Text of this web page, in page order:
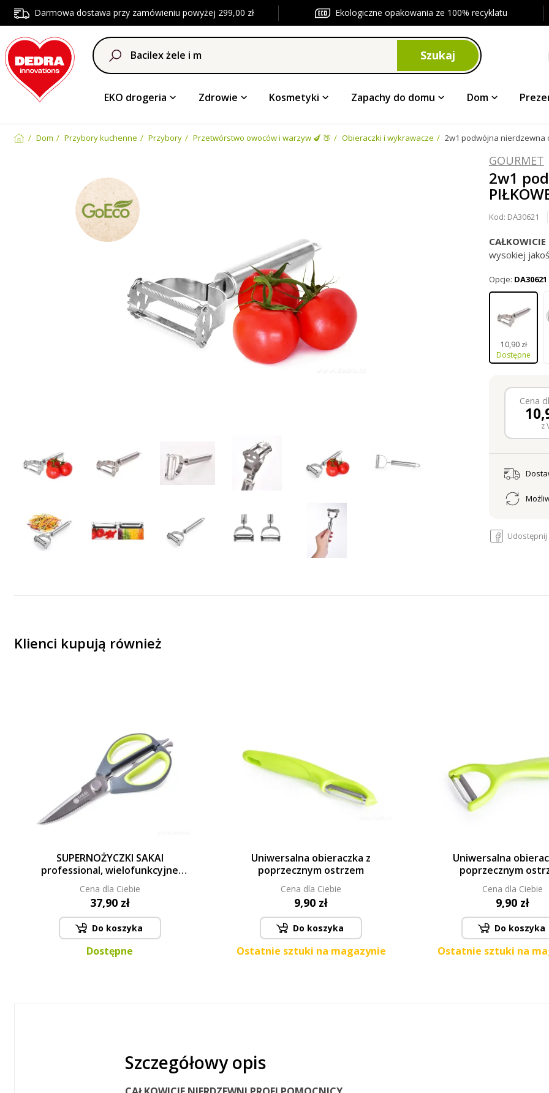
Darmowa dostawa przy zamówieniu powyżej 299,00 zł Ekologiczne opakowania ze 100% recyklatu
Szukaj
EKO drogeria Zdrowie Kosmetyki Zapachy do domu Dom
Dom Przybory kuchenne Przybory Przetwórstwo owoców i warzyw 🍆 🍑 Obieraczki i wykrawacze 2w1 podwójna nierdzewna
GOURMET
2w1
Kod: DA30621
wysokiej
Opcje: DA30621
10,90 zł
Dostępne
Cena
z
Udostępnij
Klienci kupują również
SUPERNOŻYCZKI SAKAI
professional, wielofunkcyjne
nożyczki z wysokiej jakości stali
nierdzewnej
Cena dla Ciebie
37,90 zł
Do koszyka
Dostępne
Uniwersalna obieraczka z
poprzecznym ostrzem
Cena dla Ciebie
9,90 zł
Do koszyka
Ostatnie sztuki na magazynie
Uniwersalna
poprzecznym
Cena dla Ciebie
9,90 zł
Do koszyka
Ostatnie sztuki na
Szczegółowy opis